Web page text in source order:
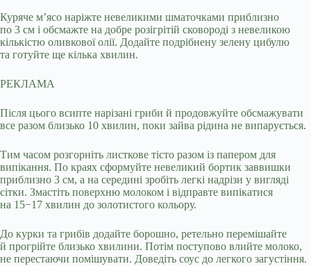
Куряче м’ясо наріжте невеликими шматочками приблизно
по 3 см і обсмажте на добре розігрітій сковороді з невеликою
кількістю оливкової олії. Додайте подрібнену зелену цибулю
та готуйте ще кілька хвилин.
РЕКЛАМА
Після цього всипте нарізані гриби й продовжуйте обсмажувати
все разом близько 10 хвилин, поки зайва рідина не випарується.
Тим часом розгорніть листкове тісто разом із папером для
випікання. По краях сформуйте невеликий бортик заввишки
приблизно 3 см, а на середині зробіть легкі надрізи у вигляді
сітки. Змастіть поверхню молоком і відправте випікатися
на 15−17 хвилин до золотистого кольору.
До курки та грибів додайте борошно, ретельно перемішайте
й прогрійте близько хвилини. Потім поступово влийте молоко,
не перестаючи помішувати. Доведіть соус до легкого загустіння.